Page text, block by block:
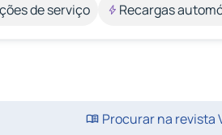
de serviço Recargas
Procurar na revista